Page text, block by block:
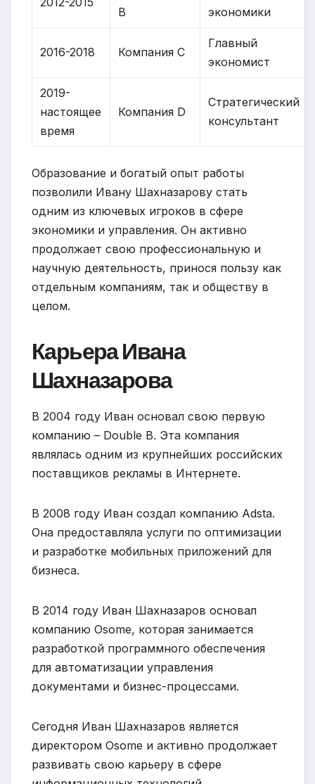
B
экономики
2016-2018 Компания C
Главный
экономист
2019-
настоящее
время
Компания D
Стратегический
консультант
Образование и богатый опыт работы
позволили Ивану Шахназарову стать
одним из ключевых игроков в сфере
экономики и управления. Он активно
продолжает свою профессиональную и
научную деятельность, принося пользу как
отдельным компаниям, так и обществу в
целом.
Карьера Ивана
Шахназарова
В 2004 году Иван основал свою первую
компанию – Double B. Эта компания
являлась одним из крупнейших российских
поставщиков рекламы в Интернете.
В 2008 году Иван создал компанию Adsta.
Она предоставляла услуги по оптимизации
и разработке мобильных приложений для
бизнеса.
В 2014 году Иван Шахназаров основал
компанию Osome, которая занимается
разработкой программного обеспечения
для автоматизации управления
документами и бизнес-процессами.
Сегодня Иван Шахназаров является
директором Osome и активно продолжает
развивать свою карьеру в сфере